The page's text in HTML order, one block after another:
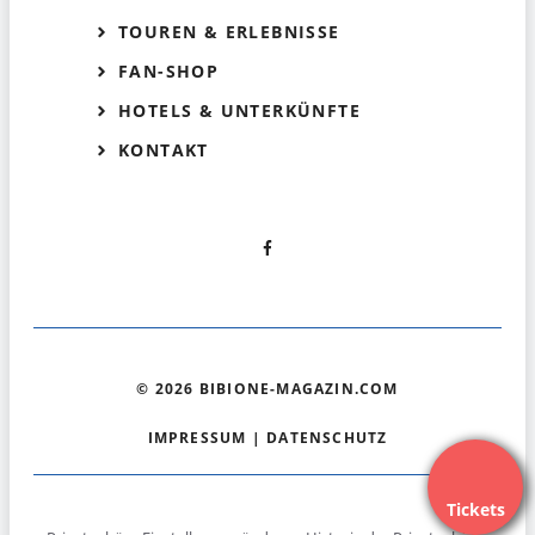
Tickets
TOUREN & ERLEBNISSE
FAN-SHOP
HOTELS & UNTERKÜNFTE
KONTAKT
© 2026 BIBIONE-MAGAZIN.COM
IMPRESSUM | DATENSCHUTZ